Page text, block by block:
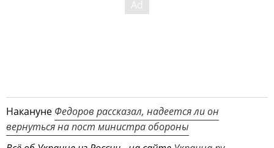
Накануне Федоров рассказал, надеется ли он
вернуться на пост министра обороны